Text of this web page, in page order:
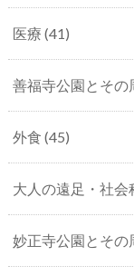
医療 (41)
善福寺公園とその
外食 (45)
大人の遠足・社会
妙正寺公園とその